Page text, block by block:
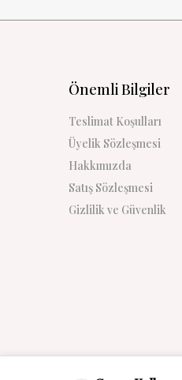
Önemli Bilgiler
Teslimat Koşulları
Üyelik Sözleşmesi
Hakkımızda
Satış Sözleşmesi
Gizlilik ve Güvenlik